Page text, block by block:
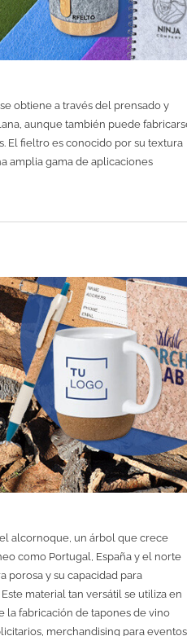
obtiene a través del prensado y
aunque también puede
El fieltro es conocido por su textura
amplia gama de aplicaciones
alcornoque, un árbol que crece
como Portugal, España y el norte
porosa y su capacidad para
material tan versátil se utiliza en
la fabricación de tapones de vino
merchandising para eventos